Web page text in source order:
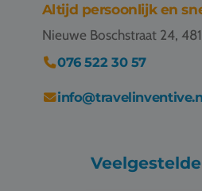
VacaturesAltijd persoonlijk en
Nieuwe Boschstraat 24,
076 522 30 57